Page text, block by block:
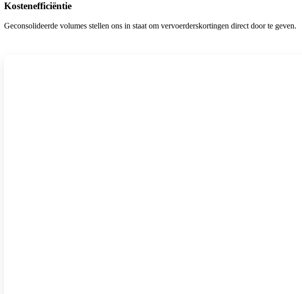
Kostenefficiëntie
Geconsolideerde volumes stellen ons in staat om vervoerderskortingen direct door te geven.